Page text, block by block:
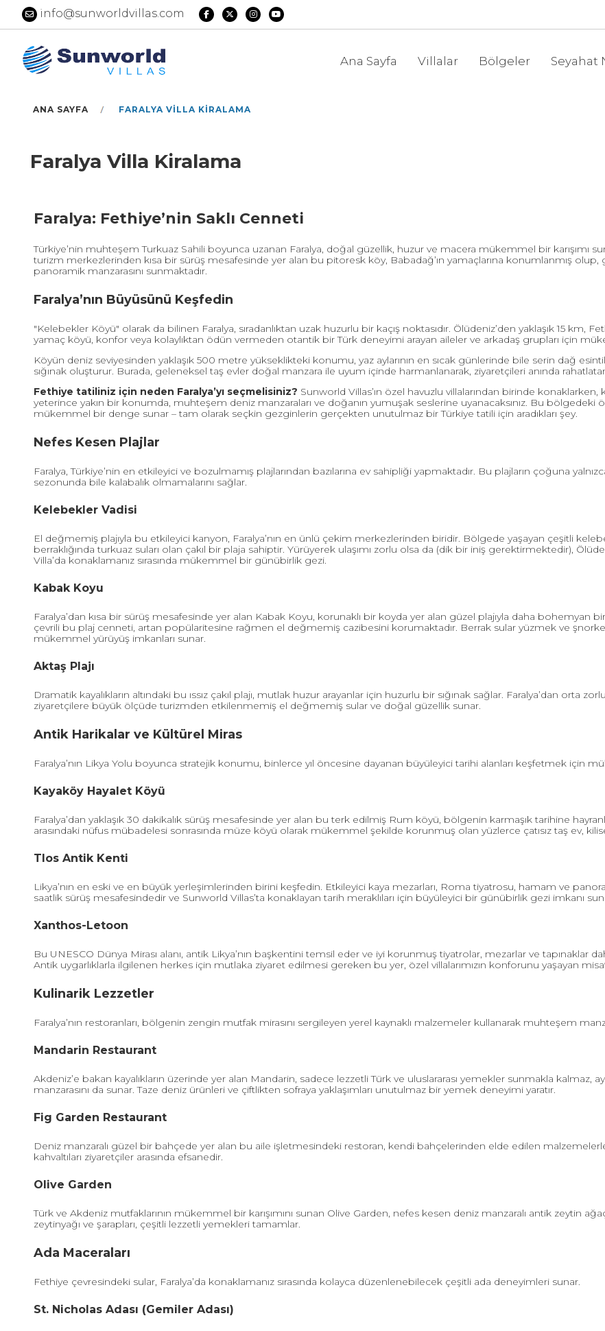
info@sunworldvillas.com
Ana Sayfa Villalar Bölgeler Seyahat
ANA SAYFA FARALYA VILLA KIRALAMA
Faralya Villa Kiralama
Faralya: Fethiye’nin Saklı Cenneti
Türkiye’nin muhteşem Turkuaz Sahili boyunca uzanan Faralya, doğal güzellik, huzur ve macera mükemmel bir karışımı
turizm merkezlerinden kısa bir sürüş mesafesinde yer alan bu pitoresk köy, Babadağ’ın yamaçlarına konumlanmış olup,
panoramik manzarasını sunmaktadır.
Faralya’nın Büyüsünü Keşfedin
"Kelebekler Köyü" olarak da bilinen Faralya, sıradanlıktan uzak huzurlu bir kaçış noktasıdır. Ölüdeniz’den yaklaşık 15 km,
yamaç köyü, konfor veya kolaylıktan ödün vermeden otantik bir Türk deneyimi arayan aileler ve arkadaş grupları için
Köyün deniz seviyesinden yaklaşık 500 metre yükseklikteki konumu, yaz aylarının en sıcak günlerinde bile serin dağ
sığınak oluşturur. Burada, geleneksel taş evler doğal manzara ile uyum içinde harmanlanarak, ziyaretçileri anında
Fethiye tatiliniz için neden Faralya’yı seçmelisiniz? Sunworld Villas’ın özel havuzlu villalarından birinde
yeterince yakın bir konumda, muhteşem deniz manzaraları ve doğanın yumuşak seslerine uyanacaksınız. Bu bölgedeki
mükemmel bir denge sunar – tam olarak seçkin gezginlerin gerçekten unutulmaz bir Türkiye tatili için aradıkları şey.
Nefes Kesen Plajlar
Faralya, Türkiye’nin en etkileyici ve bozulmamış plajlarından bazılarına ev sahipliği yapmaktadır. Bu plajların çoğuna
sezonunda bile kalabalık olmamalarını sağlar.
Kelebekler Vadisi
El değmemiş plajıyla bu etkileyici kanyon, Faralya’nın en ünlü çekim merkezlerinden biridir. Bölgede yaşayan çeşitli
berraklığında turkuaz suları olan çakıl bir plaja sahiptir. Yürüyerek ulaşımı zorlu olsa da (dik bir iniş gerektirmektedir),
Villa’da konaklamanız sırasında mükemmel bir günübirlik gezi.
Kabak Koyu
Faralya’dan kısa bir sürüş mesafesinde yer alan Kabak Koyu, korunaklı bir koyda yer alan güzel plajıyla daha bohemyan
çevrili bu plaj cenneti, artan popülaritesine rağmen el değmemiş cazibesini korumaktadır. Berrak sular yüzmek ve
mükemmel yürüyüş imkanları sunar.
Aktaş Plajı
Dramatik kayalıkların altındaki bu ıssız çakıl plajı, mutlak huzur arayanlar için huzurlu bir sığınak sağlar. Faralya’dan orta
ziyaretçilere büyük ölçüde turizmden etkilenmemiş el değmemiş sular ve doğal güzellik sunar.
Antik Harikalar ve Kültürel Miras
Faralya’nın Likya Yolu boyunca stratejik konumu, binlerce yıl öncesine dayanan büyüleyici tarihi alanları keşfetmek için
Kayaköy Hayalet Köyü
Faralya’dan yaklaşık 30 dakikalık sürüş mesafesinde yer alan bu terk edilmiş Rum köyü, bölgenin karmaşık tarihine
arasındaki nüfus mübadelesi sonrasında müze köyü olarak mükemmel şekilde korunmuş olan yüzlerce çatısız taş ev,
Tlos Antik Kenti
Likya’nın en eski ve en büyük yerleşimlerinden birini keşfedin. Etkileyici kaya mezarları, Roma tiyatrosu, hamam ve
saatlik sürüş mesafesindedir ve Sunworld Villas’ta konaklayan tarih meraklıları için büyüleyici bir günübirlik gezi imkanı
Xanthos-Letoon
Bu UNESCO Dünya Mirası alanı, antik Likya’nın başkentini temsil eder ve iyi korunmuş tiyatrolar, mezarlar ve tapınaklar
Antik uygarlıklarla ilgilenen herkes için mutlaka ziyaret edilmesi gereken bu yer, özel villalarımızın konforunu yaşayan
Kulinarik Lezzetler
Faralya’nın restoranları, bölgenin zengin mutfak mirasını sergileyen yerel kaynaklı malzemeler kullanarak muhteşem
Mandarin Restaurant
Akdeniz’e bakan kayalıkların üzerinde yer alan Mandarin, sadece lezzetli Türk ve uluslararası yemekler sunmakla kalmaz,
manzarasını da sunar. Taze deniz ürünleri ve çiftlikten sofraya yaklaşımları unutulmaz bir yemek deneyimi yaratır.
Fig Garden Restaurant
Deniz manzaralı güzel bir bahçede yer alan bu aile işletmesindeki restoran, kendi bahçelerinden elde edilen
kahvaltıları ziyaretçiler arasında efsanedir.
Olive Garden
Türk ve Akdeniz mutfaklarının mükemmel bir karışımını sunan Olive Garden, nefes kesen deniz manzaralı antik zeytin
zeytinyağı ve şarapları, çeşitli lezzetli yemekleri tamamlar.
Ada Maceraları
Fethiye çevresindeki sular, Faralya’da konaklamanız sırasında kolayca düzenlenebilecek çeşitli ada deneyimleri sunar.
St. Nicholas Adası (Gemiler Adası)